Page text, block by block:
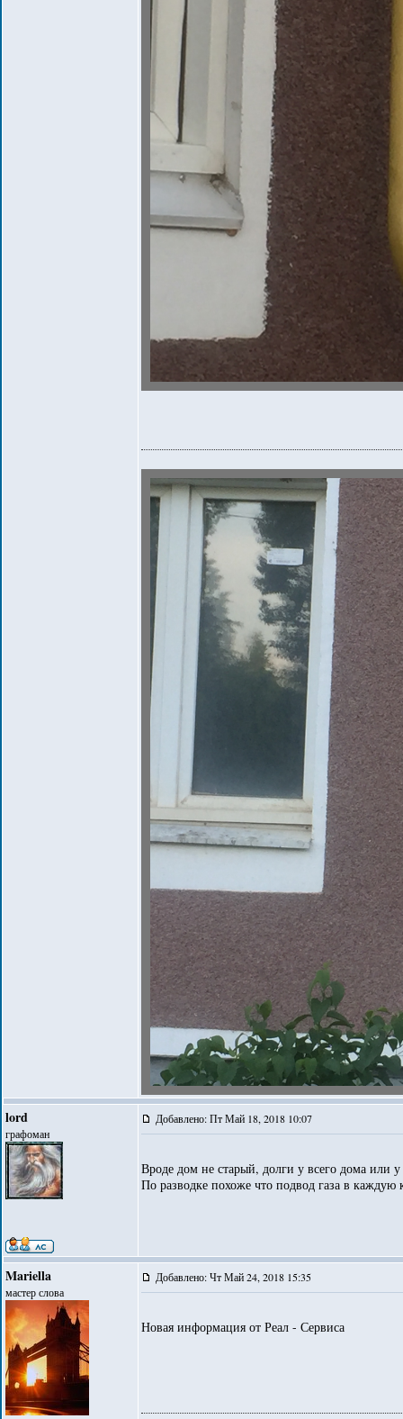
lord
графоман
Добавлено: Пт Май 18, 2018 10:07
Вроде дом не старый, долги у всего дома или
По разводке похоже что подвод газа в каждую
Mariella
мастер слова
Добавлено: Чт Май 24, 2018 15:35
Новая информация от Реал - Сервиса